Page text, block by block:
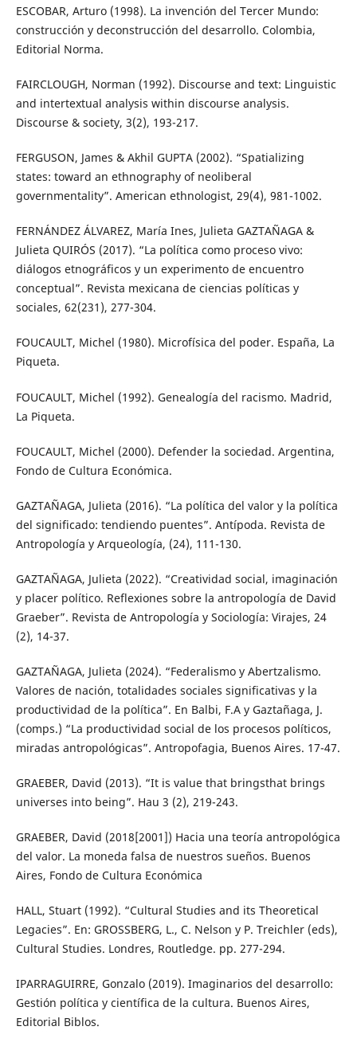
ESCOBAR, Arturo (1998). La invención del Tercer Mundo:
construcción y deconstrucción del desarrollo. Colombia,
Editorial Norma.
FAIRCLOUGH, Norman (1992). Discourse and text: Linguistic
and intertextual analysis within discourse analysis.
Discourse & society, 3(2), 193-217.
FERGUSON, James & Akhil GUPTA (2002). “Spatializing
states: toward an ethnography of neoliberal
governmentality”. American ethnologist, 29(4), 981-1002.
FERNÁNDEZ ÁLVAREZ, María Ines, Julieta GAZTAÑAGA &
Julieta QUIRÓS (2017). “La política como proceso vivo:
diálogos etnográficos y un experimento de encuentro
conceptual”. Revista mexicana de ciencias políticas y
sociales, 62(231), 277-304.
FOUCAULT, Michel (1980). Microfísica del poder. España, La
Piqueta.
FOUCAULT, Michel (1992). Genealogía del racismo. Madrid,
La Piqueta.
FOUCAULT, Michel (2000). Defender la sociedad. Argentina,
Fondo de Cultura Económica.
GAZTAÑAGA, Julieta (2016). “La política del valor y la política
del significado: tendiendo puentes”. Antípoda. Revista de
Antropología y Arqueología, (24), 111-130.
GAZTAÑAGA, Julieta (2022). “Creatividad social, imaginación
y placer político. Reflexiones sobre la antropología de David
Graeber”. Revista de Antropología y Sociología: Virajes, 24
(2), 14-37.
GAZTAÑAGA, Julieta (2024). “Federalismo y Abertzalismo.
Valores de nación, totalidades sociales significativas y la
productividad de la política”. En Balbi, F.A y Gaztañaga, J.
(comps.) “La productividad social de los procesos políticos,
miradas antropológicas”. Antropofagia, Buenos Aires. 17-47.
GRAEBER, David (2013). “It is value that bringsthat brings
universes into being”. Hau 3 (2), 219-243.
GRAEBER, David (2018[2001]) Hacia una teoría antropológica
del valor. La moneda falsa de nuestros sueños. Buenos
Aires, Fondo de Cultura Económica
HALL, Stuart (1992). “Cultural Studies and its Theoretical
Legacies”. En: GROSSBERG, L., C. Nelson y P. Treichler (eds),
Cultural Studies. Londres, Routledge. pp. 277-294.
IPARRAGUIRRE, Gonzalo (2019). Imaginarios del desarrollo:
Gestión política y científica de la cultura. Buenos Aires,
Editorial Biblos.